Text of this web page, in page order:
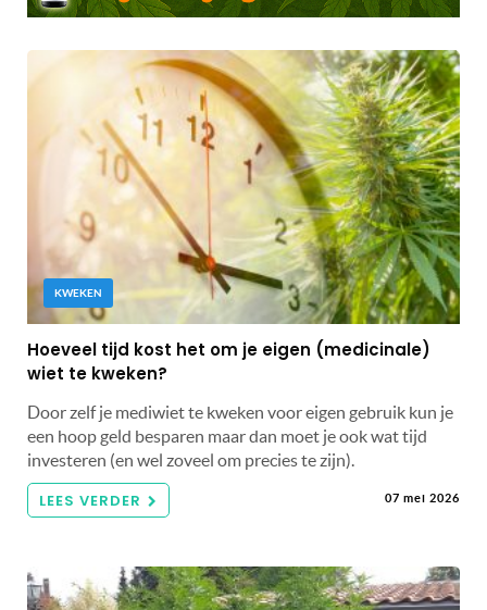
KWEKEN
Hoeveel tijd kost het om je eigen (medicinale)
wiet te kweken?
Door zelf je mediwiet te kweken voor eigen gebruik kun je
een hoop geld besparen maar dan moet je ook wat tijd
investeren (en wel zoveel om precies te zijn).
LEES VERDER 07 mei 2026